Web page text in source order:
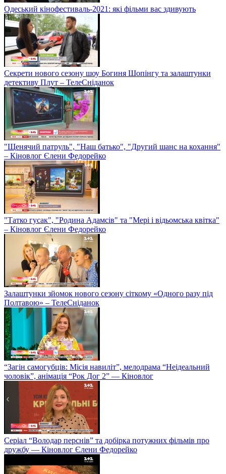
Одеський кінофестиваль-2021: які фільми вас здивують
Секрети нового сезону шоу Богиня Шопінгу та залаштунки
детективу Плут – ТелеСніданок
"Щенячий патруль", "Наш батько", "Другий шанс на кохання"
– Кіновлог Єлени Федорейко
"Татко гусак", "Родина Адамсів" та "Мері і відьомська квітка"
– Кіновлог Єлени Федорейко
Залаштунки зйомок нового сезону сіткому «Одного разу під
Полтавою» – ТелеСніданок
“Загін самогубців: Місія навиліт”, мелодрама “Неідеальний
чоловік”, анімація “Рок Дог 2” — Кіновлог
Серіал “Володар перснів” та добірка потужних фільмів про
дружбу — Кіновлог Єлени Федорейко